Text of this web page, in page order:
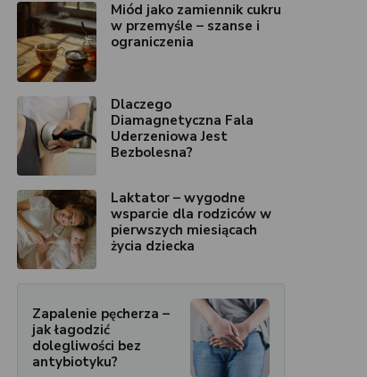
Miód jako zamiennik cukru
w przemyśle – szanse i
ograniczenia
Dlaczego
Diamagnetyczna Fala
Uderzeniowa Jest
Bezbolesna?
Laktator – wygodne
wsparcie dla rodziców w
pierwszych miesiącach
życia dziecka
Zapalenie pęcherza –
jak łagodzić
dolegliwości bez
antybiotyku?